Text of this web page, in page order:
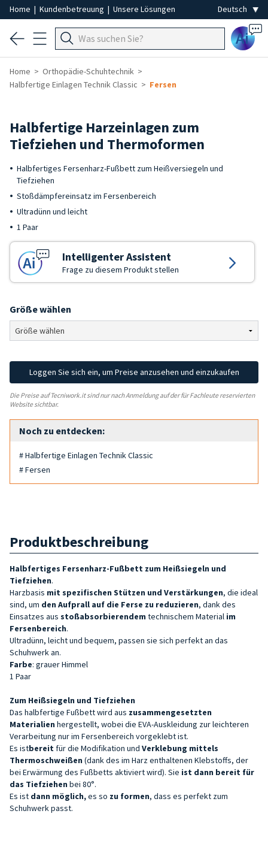
Home | Kundenbetreuung | Unsere Lösungen
Ai
Home
Orthopädie-Schuhtechnik
Halbfertige Einlagen Technik Classic
Fersen
Halbfertige Harzeinlagen zum
Tiefziehen und Thermoformen
Halbfertiges Fersenharz-Fußbett zum Heißversiegeln und
Tiefziehen
Stoßdämpfereinsatz im Fersenbereich
Ultradünn und leicht
1 Paar
Intelligenter Assistent
Frage zu diesem Produkt stellen
Größe wählen
Loggen Sie sich ein, um Preise anzusehen und einzukaufen
Die Preise auf Tecniwork.it sind nur nach Anmeldung auf der für Fachleute reservierten
Website sichtbar.
Noch zu entdecken:
# Halbfertige Einlagen Technik Classic
# Fersen
Produktbeschreibung
Halbfertiges Fersenharz-Fußbett zum Heißsiegeln und
Tiefziehen.
Harzbasis mit spezifischen Stützen und Verstärkungen, die ideal
sind, um den Aufprall auf die Ferse zu reduzieren, dank des
Einsatzes aus stoßabsorbierendem technischem Material im
Fersenbereich.
Ultradünn, leicht und bequem, passen sie sich perfekt an das
Schuhwerk an.
Farbe: grauer Himmel
1 Paar
Zum Heißsiegeln und Tiefziehen
Das halbfertige Fußbett wird aus zusammengesetzten
Materialien hergestellt, wobei die EVA-Auskleidung zur leichteren
Verarbeitung nur im Fersenbereich vorgeklebt ist.
Es istbereit für die Modifikation und Verklebung mittels
Thermoschweißen (dank des im Harz enthaltenen Klebstoffs, der
bei Erwärmung des Fußbetts aktiviert wird). Sie ist dann bereit für
das Tiefziehen bei 80°.
Es ist dann möglich,es so zu formen, dass es perfekt zum
Schuhwerk passt.